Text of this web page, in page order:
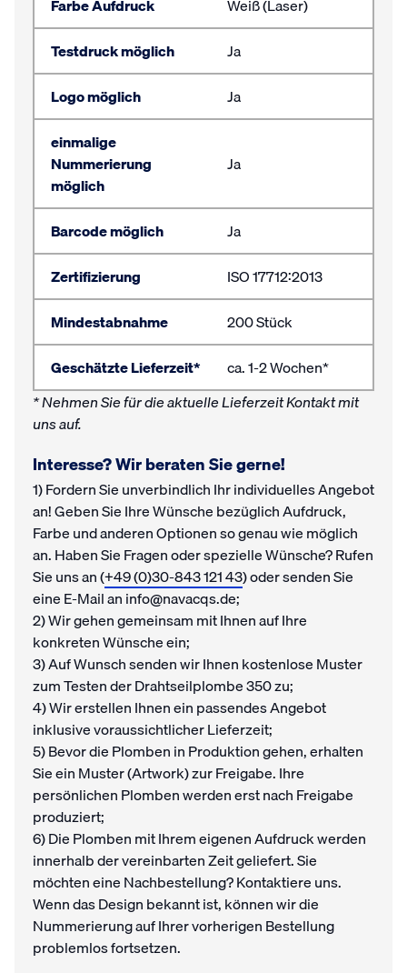
Farbe Aufdruck
Weiß (Laser)
Testdruck möglich
Ja
Logo möglich
Ja
einmalige
Nummerierung
möglich
Ja
Barcode möglich
Ja
Zertifizierung
ISO 17712:2013
Mindestabnahme
200 Stück
Geschätzte Lieferzeit*
ca. 1-2 Wochen*
* Nehmen Sie für die aktuelle Lieferzeit Kontakt mit
uns auf.
Interesse? Wir beraten Sie gerne!
1) Fordern Sie unverbindlich Ihr individuelles Angebot
an! Geben Sie Ihre Wünsche bezüglich Aufdruck,
Farbe und anderen Optionen so genau wie möglich
an. Haben Sie Fragen oder spezielle Wünsche? Rufen
Sie uns an (+49 (0)30-843 121 43) oder senden Sie
eine E-Mail an info@navacqs.de;
2) Wir gehen gemeinsam mit Ihnen auf Ihre
konkreten Wünsche ein;
3) Auf Wunsch senden wir Ihnen kostenlose Muster
zum Testen der Drahtseilplombe 350 zu;
4) Wir erstellen Ihnen ein passendes Angebot
inklusive voraussichtlicher Lieferzeit;
5) Bevor die Plomben in Produktion gehen, erhalten
Sie ein Muster (Artwork) zur Freigabe. Ihre
persönlichen Plomben werden erst nach Freigabe
produziert;
6) Die Plomben mit Ihrem eigenen Aufdruck werden
innerhalb der vereinbarten Zeit geliefert. Sie
möchten eine Nachbestellung? Kontaktiere uns.
Wenn das Design bekannt ist, können wir die
Nummerierung auf Ihrer vorherigen Bestellung
problemlos fortsetzen.